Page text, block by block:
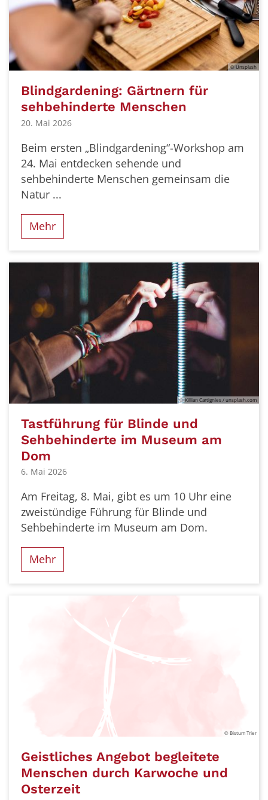
© Unsplash
Blindgardening: Gärtnern für
sehbehinderte Menschen
20. Mai 2026
Beim ersten „Blindgardening“-Workshop am
24. Mai entdecken sehende und
sehbehinderte Menschen gemeinsam die
Natur ...
Mehr
© Killian Cartignies / unsplash.com
Tastführung für Blinde und
Sehbehinderte im Museum am
Dom
6. Mai 2026
Am Freitag, 8. Mai, gibt es um 10 Uhr eine
zweistündige Führung für Blinde und
Sehbehinderte im Museum am Dom.
Mehr
© Bistum Trier
Geistliches Angebot begleitete
Menschen durch Karwoche und
Osterzeit